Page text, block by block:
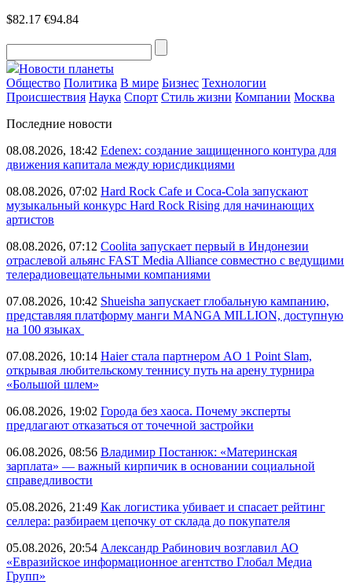
$82.17 €94.84
Новости планеты
Общество Политика В мире Бизнес Технологии
Происшествия Наука Спорт Стиль жизни Компании Москва
Последние новости
08.08.2026, 18:42 Edenex: создание защищенного контура для
движения капитала между юрисдикциями
08.08.2026, 07:02 Hard Rock Cafe и Coca-Cola запускают
музыкальный конкурс Hard Rock Rising для начинающих
артистов
08.08.2026, 07:12 Coolita запускает первый в Индонезии
отраслевой альянс FAST Media Alliance совместно с ведущими
телерадиовещательными компаниями
07.08.2026, 10:42 Shueisha запускает глобальную кампанию,
представляя платформу манги MANGA MILLION, доступную
на 100 языках
07.08.2026, 10:14 Haier стала партнером AO 1 Point Slam,
открывая любительскому теннису путь на арену турнира
«Большой шлем»
06.08.2026, 19:02 Города без хаоса. Почему эксперты
предлагают отказаться от точечной застройки
06.08.2026, 08:56 Владимир Постанюк: «Материнская
зарплата» — важный кирпичик в основании социальной
справедливости
05.08.2026, 21:49 Как логистика убивает и спасает рейтинг
селлера: разбираем цепочку от склада до покупателя
05.08.2026, 20:54 Александр Рабинович возглавил АО
«Евразийское информационное агентство Глобал Медиа
Групп»